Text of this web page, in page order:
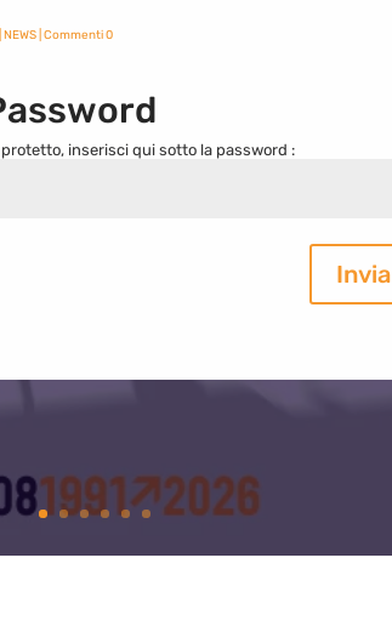
NEWS| Commenti 0
inserisci qui sotto la password :
Invia